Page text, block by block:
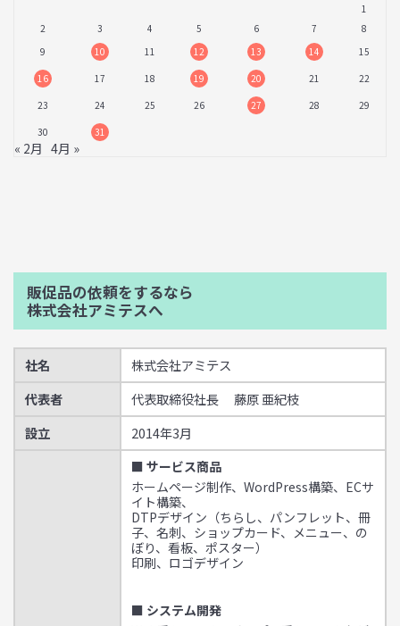
1
2
3 4 5 6 7
8
9
10 11 12 13 14
15
16
17 18 19 20 21
22
23
24 25 26 27 28
29
30
31
« 2月 4月 »
販促品の依頼をするなら
株式会社アミテスへ
社名
株式会社アミテス
代表者
代表取締役社長 藤原 亜紀枝
設立
2014年3月
■ サービス商品
ホームページ制作、WordPress構築、ECサ
イト構築、
DTPデザイン（ちらし、パンフレット、冊
子、名刺、ショップカード、メニュー、の
ぼり、看板、ポスター）
印刷、ロゴデザイン
■ システム開発